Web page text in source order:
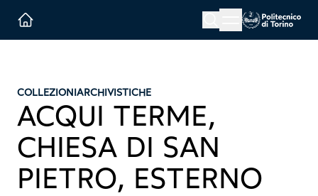
Menu button
COLLEZIONIARCHIVISTICHE
ACQUI TERME,
CHIESA DI SAN
PIETRO, ESTERNO